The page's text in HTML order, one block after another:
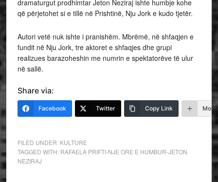
dramaturgut prodhimtar Jeton Neziraj ishte humbje kohe
që përjetohet si e tillë në Prishtinë, Nju Jork e kudo tjetër.
Autori vetë nuk ishte i pranishëm. Mbrëmë, në shfaqjen e
fundit në Nju Jork, tre aktoret e shfaqjes dhe grupi
realizues barazoheshin me numrin e spektatorëve të ulur
në sallë.
Share via:
Facebook Twitter Copy Link More
FILED UNDER: KULTURE
TAGGED WITH: RAFAELA PRIFTI-NJE ORE E HUMBUR-JETON
NEZIRAJ